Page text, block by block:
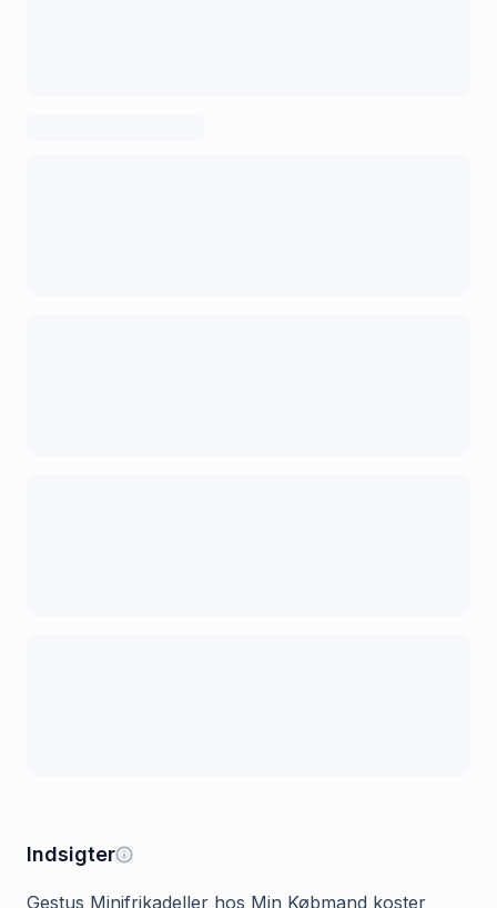
Indsigter
Gestus Minifrikadeller hos Min Købmand koster